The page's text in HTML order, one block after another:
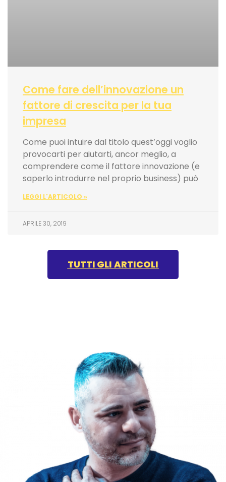
Come fare dell’innovazione un
fattore di crescita per la tua
impresa
Come puoi intuire dal titolo quest’oggi voglio
provocarti per aiutarti, ancor meglio, a
comprendere come il fattore innovazione (e
saperlo introdurre nel proprio business) può
LEGGI L'ARTICOLO »
APRILE 30, 2019
TUTTI GLI ARTICOLI